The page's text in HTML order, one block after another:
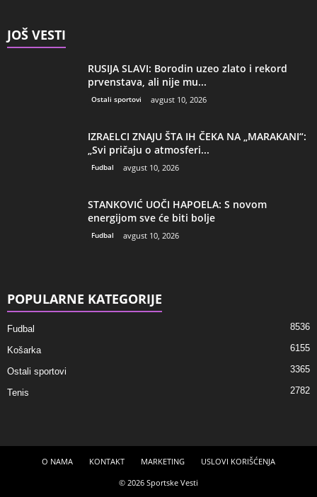
JOŠ VESTI
RUSIJA SLAVI: Borodin uzeo zlato i rekord
prvenstava, ali nije mu...
Ostali sportovi avgust 10, 2026
IZRAELCI ZNAJU ŠTA IH ČEKA NA „MARAKANI“:
„Svi pričaju o atmosferi...
Fudbal avgust 10, 2026
STANKOVIĆ UOČI HAPOELA: S novom
energijom sve će biti bolje
Fudbal avgust 10, 2026
POPULARNE KATEGORIJE
Fudbal 8536
Košarka 6155
Ostali sportovi 3365
Tenis 2782
O NAMA KONTAKT MARKETING
USLOVI KORIŠĆENJA
© 2026 Sportske Vesti